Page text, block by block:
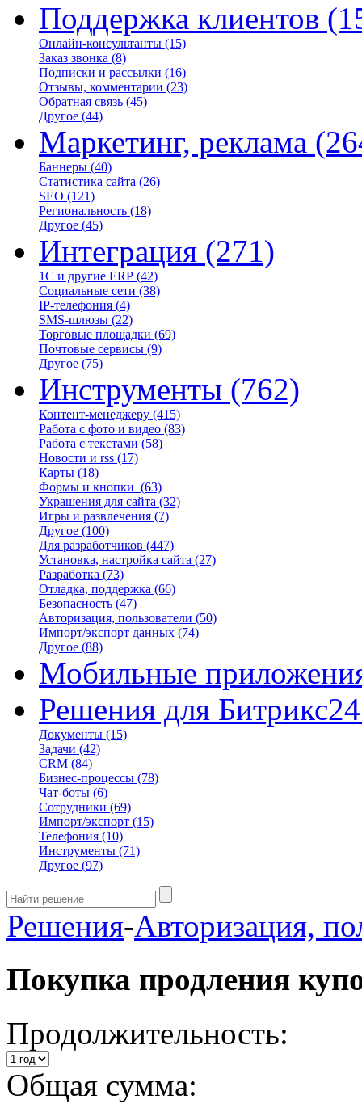
Поддержка клиентов
Онлайн-консультанты (15)
Заказ звонка (8)
Подписки и рассылки (16)
Отзывы, комментарии (23)
Обратная связь (45)
Другое (44)
Маркетинг, реклама
Баннеры (40)
Статистика сайта (26)
SEO (121)
Региональность (18)
Другое (45)
Интеграция (271)
1С и другие ERP (42)
Социальные сети (38)
IP-телефония (4)
SMS-шлюзы (22)
Торговые площадки (69)
Почтовые сервисы (9)
Другое (75)
Инструменты (762)
Контент-менеджеру (415)
Работа с фото и видео (83)
Работа с текстами (58)
Новости и rss (17)
Карты (18)
Формы и кнопки (63)
Украшения для сайта (32)
Игры и развлечения (7)
Другое (100)
Для разработчиков (447)
Установка, настройка сайта (27)
Разработка (73)
Отладка, поддержка (66)
Безопасность (47)
Авторизация, пользователи (50)
Импорт/экспорт данных (74)
Другое (88)
Мобильные
Решения для Битрикс24
Документы (15)
Задачи (42)
CRM (84)
Бизнес-процессы (78)
Чат-боты (6)
Сотрудники (69)
Импорт/экспорт (15)
Телефония (10)
Инструменты (71)
Другое (97)
Решения-Авторизация,
Покупка продления
Продолжительность:
Общая сумма: